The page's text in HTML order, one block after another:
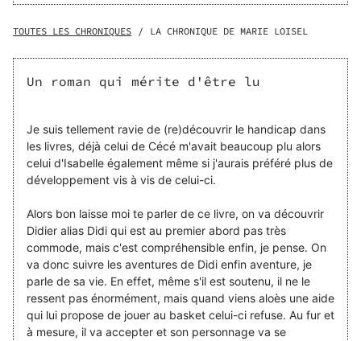
négligé, relégué à l’ombre comme un ours en peluche
de la vie quotidienne, tels que les marches et les seuils, ne
font que s’ajouter à l’indifférence, alimentant la colère
d’une magnifique journée de printemps au Pont du diable,
lorsqu’une violente confrontation avec sa cousine le force
à prendre une décision qui transformera sa vie à jamais.
Cependant, Didier parviendra-t-il à vaincre ses démons ?
réels parce qu’elle est pleine d’émotions tumultueuses et
constitue une source d’inspiration.
TOUTES LES CHRONIQUES / LA CHRONIQUE DE MARIE LOISEL
Un roman qui mérite d'être lu
Je suis tellement ravie de (re)découvrir le handicap dans
les livres, déjà celui de Cécé m'avait beaucoup plu alors
celui d'Isabelle également même si j'aurais préféré plus de
développement vis à vis de celui-ci.
Alors bon laisse moi te parler de ce livre, on va découvrir
Didier alias Didi qui est au premier abord pas très
commode, mais c'est compréhensible enfin, je pense. On
va donc suivre les aventures de Didi enfin aventure, je
parle de sa vie. En effet, même s'il est soutenu, il ne le
ressent pas énormément, mais quand viens aloès une aide
qui lui propose de jouer au basket celui-ci refuse. Au fur et
à mesure, il va accepter et son personnage va se